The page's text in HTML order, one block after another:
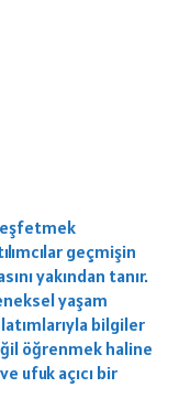
geçmişin
yakından tanır.
yaşam
bilgiler
öğrenmek haline
ufuk açıcı bir